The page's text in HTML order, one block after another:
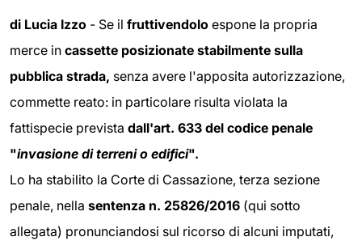
di Lucia Izzo - Se il fruttivendolo espone la propria
merce in cassette posizionate stabilmente sulla
pubblica strada, senza avere l'apposita autorizzazione,
commette reato: in particolare risulta violata la
fattispecie prevista dall'art. 633 del codice penale
"invasione di terreni o edifici".
Lo ha stabilito la Corte di Cassazione, terza sezione
penale, nella sentenza n. 25826/2016 (qui sotto
allegata) pronunciandosi sul ricorso di alcuni imputati,